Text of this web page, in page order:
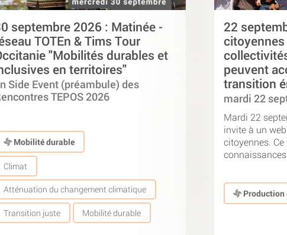
septembre 2026 : Matinée -
TOTEn & Tims Tour
"Mobilités durables et
en territoires"
Side Event (préambule) des
TEPOS 2026
Mobilité durable
Climat
Atténuation du changement climatique
Transition juste Mobilité durable
22
peuvent
transition
mardi 22
Mardi 22
invite à un
citoyennes.
Production